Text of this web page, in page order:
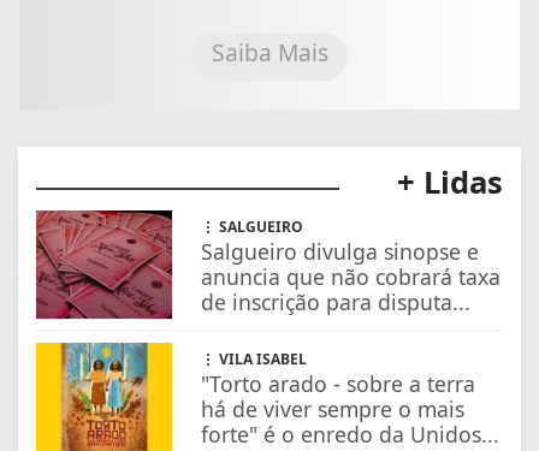
Saiba Mais
+ Lidas
SALGUEIRO
Salgueiro divulga sinopse e
anuncia que não cobrará taxa
de inscrição para disputa...
VILA ISABEL
"Torto arado - sobre a terra
há de viver sempre o mais
forte" é o enredo da Unidos...